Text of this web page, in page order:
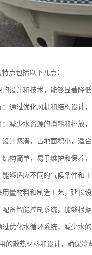
点包括以下几点：
的设计和技术，能够显著降
：通过优化风机和结构设计
减少水资源的消耗和排放，
计紧凑，占地面积小，适合
构简单，易于维护和保养，
能够适应不同的气候条件和
用量材料和制造工艺，延长
配备智能控制系统，能够根
过优化水循环系统，减少水
的散热材料和设计，确保冷